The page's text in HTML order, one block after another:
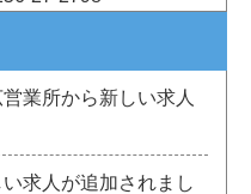
業所から新しい求人
求人が追加されまし